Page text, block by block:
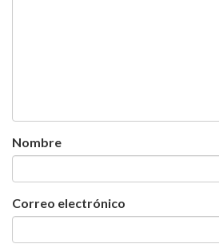
Nombre
Correo electrónico